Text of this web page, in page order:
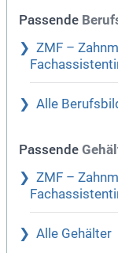
Passende
ZMF –
Alle
Passende
ZMF –
Alle Gehälter